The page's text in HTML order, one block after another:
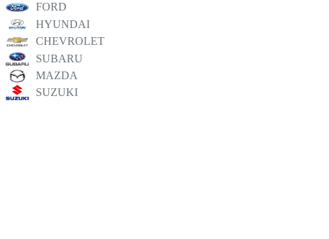
FORD
HYUNDAI
CHEVROLET
SUBARU
MAZDA
SUZUKI